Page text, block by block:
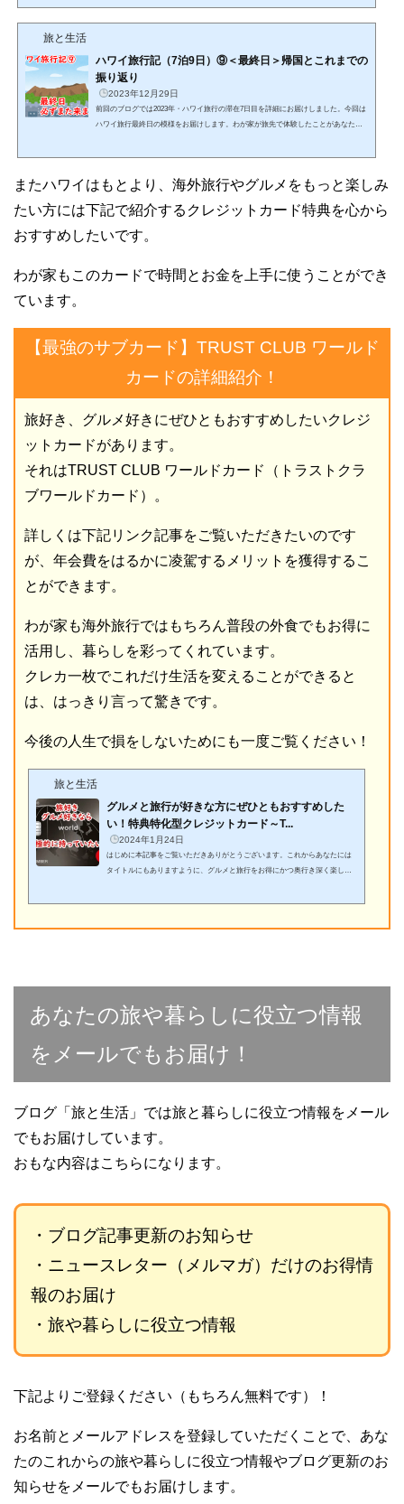
旅と生活
ハワイ旅行記（7泊9日）⑨＜最終日＞帰国とこれまでの
振り返り
2023年12月29日
前回のブログでは2023年・ハワイ旅行の滞在7日目を詳細にお届けしました。今回は
ハワイ旅行最終日の模様をお届けします。わが家が旅先で体験したことがあなたの
それでは滞在最終日、始めます！ハワイ旅行最終日は朝8時にコンドミニアムをチェ
またハワイはもとより、海外旅行やグルメをもっと楽しみ
たい方には下記で紹介するクレジットカード特典を心から
おすすめしたいです。
わが家もこのカードで時間とお金を上手に使うことができ
ています。
【最強のサブカード】TRUST CLUB ワールド
カードの詳細紹介！
旅好き、グルメ好きにぜひともおすすめしたいクレジ
ットカードがあります。
それはTRUST CLUB ワールドカード（トラストクラ
ブワールドカード）。
詳しくは下記リンク記事をご覧いただきたいのです
が、年会費をはるかに凌駕するメリットを獲得するこ
とができます。
わが家も海外旅行ではもちろん普段の外食でもお得に
活用し、暮らしを彩ってくれています。
クレカ一枚でこれだけ生活を変えることができると
は、はっきり言って驚きです。
今後の人生で損をしないためにも一度ご覧ください！
旅と生活
グルメと旅行が好きな方にぜひともおすすめした
い！特典特化型クレジットカード～T...
2024年1月24日
はじめに本記事をご覧いただきありがとうございます。これからあなたには
タイトルにもありますように、グルメと旅行をお得にかつ奥行き深く楽しめ
やホテルステイタス、航空会社のステイタスなどを活用した旅行をしていま
あなたの旅や暮らしに役立つ情報
をメールでもお届け！
ブログ「旅と生活」では旅と暮らしに役立つ情報をメール
でもお届けしています。
おもな内容はこちらになります。
・ブログ記事更新のお知らせ
・ニュースレター（メルマガ）だけのお得情
報のお届け
・旅や暮らしに役立つ情報
下記よりご登録ください（もちろん無料です）！
お名前とメールアドレスを登録していただくことで、あな
たのこれからの旅や暮らしに役立つ情報やブログ更新のお
知らせをメールでもお届けします。